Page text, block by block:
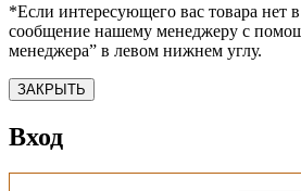
*Если интересующего вас товара нет
сообщение нашему менеджеру с
менеджера” в левом нижнем углу.
ЗАКРЫТЬ
Вход